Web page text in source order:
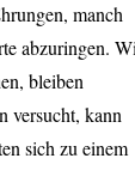
manch
abzuringen.
bleiben
versucht, kann
sich zu einem